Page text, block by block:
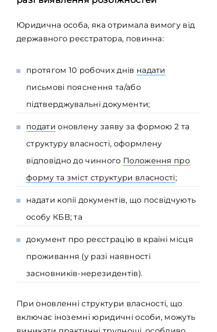
Юридична особа, яка отримала вимогу від
державного реєстратора, повинна:
протягом 10 робочих днів надати
письмові пояснення та/або
підтверджувальні документи;
подати оновлену заяву за формою 2 та
структуру власності, оформлену
відповідно до чинного Положення про
форму та зміст структури власності;
надати копії документів, що посвідчують
особу КБВ; та
документ про реєстрацію в країні місця
проживання (у разі наявності
засновників-нерезидентів).
При оновленні структури власності, що
включає іноземні юридичні особи, можуть